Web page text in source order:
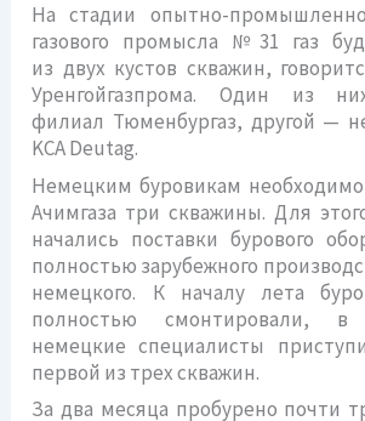
На стадии опытно-
газового промысла №31 газ
из двух кустов скважин,
Уренгойгазпрома. Один из
филиал Тюменбургаз, другой —
KCA Deutag.
Немецким буровикам
Ачимгаза три скважины. Для
начались поставки бурового
полностью зарубежного
немецкого. К началу лета
полностью смонтировали,
немецкие специалисты
первой из трех скважин.
За два месяца пробурено почти